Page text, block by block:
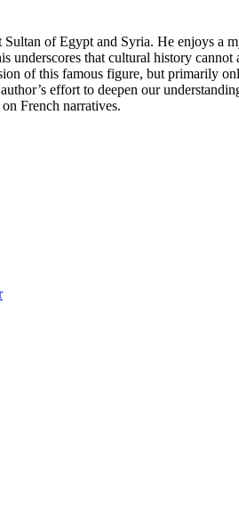
of Egypt and Syria. He enjoys a
that cultural history
of this famous figure, but primarily
effort to deepen our
French narratives.